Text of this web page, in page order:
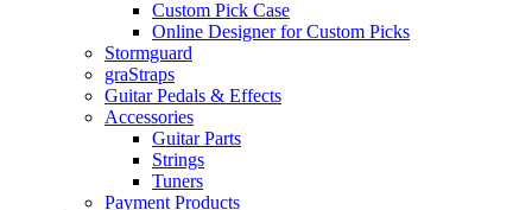
Custom Pick Case
Online Designer for Custom Picks
Stormguard
graStraps
Guitar Pedals & Effects
Accessories
Guitar Parts
Strings
Tuners
Payment Products